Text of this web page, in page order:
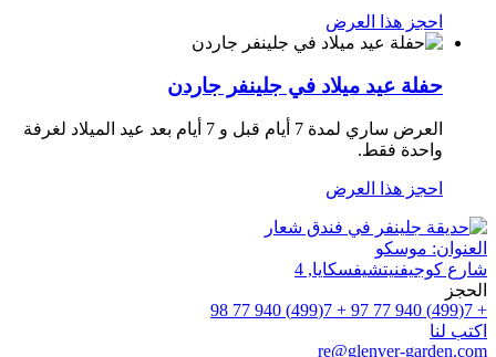
احجز هذا العرض
حفلة عيد ميلاد في جلينفر جاردن
العرض ساري لمدة 7 أيام قبل و 7 أيام بعد عيد الميلاد لغرفة
واحدة فقط.
احجز هذا العرض
العنوان: موسكو
شارع كوجيفنيتشيفسكايا, 4
الحجز
+ 7(499) 940 77 97
+ 7(499) 940 77 98
اكتب لنا
re@glenver-garden.com